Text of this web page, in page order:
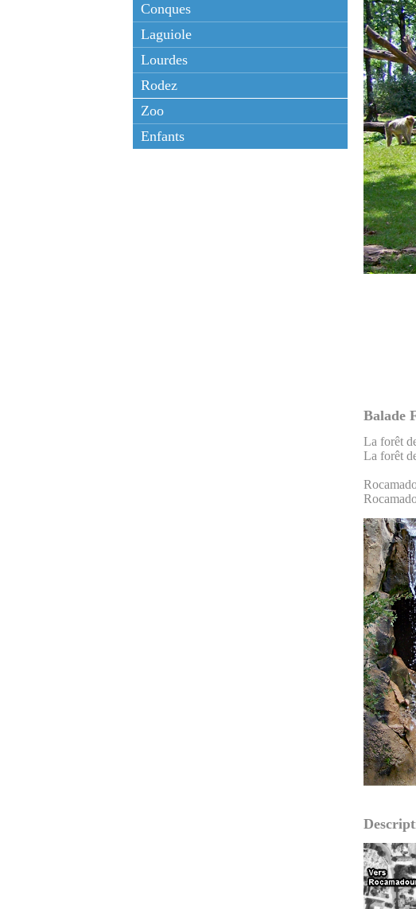
Conques
Laguiole
Lourdes
Rodez
Zoo
Enfants
Balade
La forêt
La forêt